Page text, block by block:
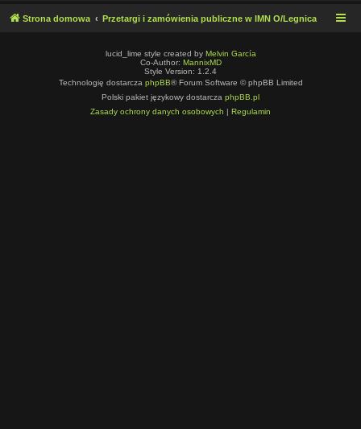
Strona domowa Przetargi i zamówienia publiczne w IMN O/Legnica
lucid_lime style created by Melvin García
Co-Author: MannixMD
Style Version: 1.2.4
Technologię dostarcza phpBB® Forum Software © phpBB Limited
Polski pakiet językowy dostarcza phpBB.pl
Zasady ochrony danych osobowych | Regulamin